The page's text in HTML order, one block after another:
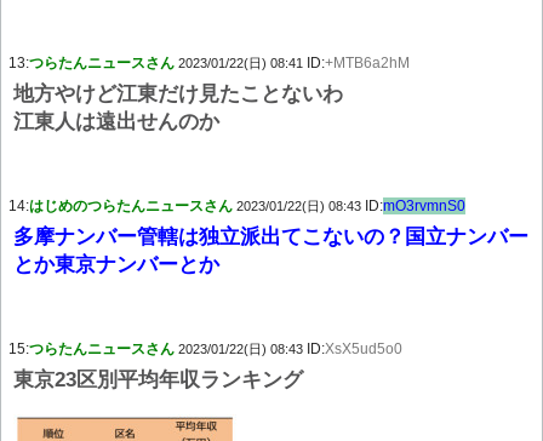
13:つらたんニュースさん 2023/01/22(日) 08:41 ID:+MTB6a2hM
地方やけど江東だけ見たことないわ
江東人は遠出せんのか
14:はじめのつらたんニュースさん 2023/01/22(日) 08:43 ID:mO3rvmnS0
多摩ナンバー管轄は独立派出てこないの？国立ナンバー
とか東京ナンバーとか
15:つらたんニュースさん 2023/01/22(日) 08:43 ID:XsX5ud5o0
東京23区別平均年収ランキング